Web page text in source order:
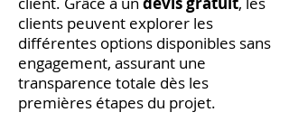
clients peuvent explorer les
différentes options disponibles sans
engagement, assurant une
transparence totale dès les
premières étapes du projet.